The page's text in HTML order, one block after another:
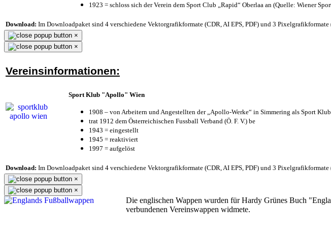
1923 = schloss sich der Verein dem Sport Club „Rapid“ Oberlaa an (Quelle: Wiener
Download: Im Downloadpaket sind 4 verschiedene Vektorgrafikformate (CDR, AI EPS, PDF) und 3 Pixelgrafikformate
×
×
Vereinsinformationen:
Sport Klub "Apollo" Wien
1908 – von Arbeitern und Angestellten der „Apollo-Werke“ in Simmering als Sport
trat 1912 dem Österreichischen Fussball Verband (Ö. F. V.) be
1943 = eingestellt
1945 = reaktiviert
1997 = aufgelöst
Download: Im Downloadpaket sind 4 verschiedene Vektorgrafikformate (CDR, AI EPS, PDF) und 3 Pixelgrafikformate
×
×
Die englischen Wappen wurden für Hardy Grünes Buch
verbundenen Vereinswappen widmete.